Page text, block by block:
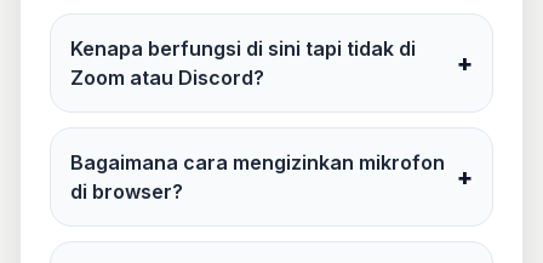
Kenapa berfungsi di sini tapi tidak di
Zoom atau Discord?
+
Bagaimana cara mengizinkan mikrofon
di browser?
+